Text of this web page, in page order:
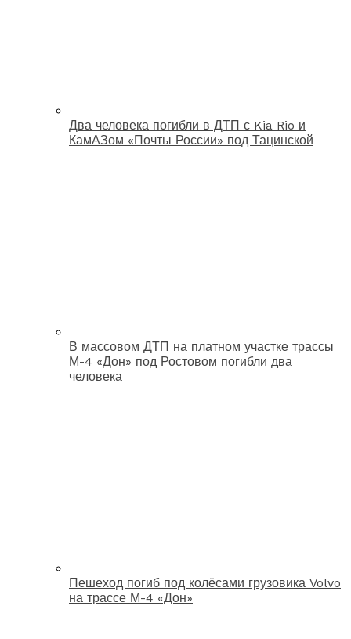
Два человека погибли в ДТП с Kia Rio и
КамАЗом «Почты России» под Тацинской
В массовом ДТП на платном участке трассы
М-4 «Дон» под Ростовом погибли два
человека
Пешеход погиб под колёсами грузовика Volvo
на трассе М-4 «Дон»